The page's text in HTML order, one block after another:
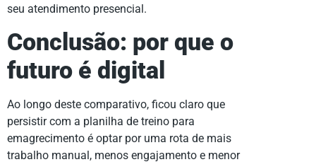
seu atendimento presencial.
Conclusão: por que o
futuro é digital
Ao longo deste comparativo, ficou claro que
persistir com a planilha de treino para
emagrecimento é optar por uma rota de mais
trabalho manual, menos engajamento e menor